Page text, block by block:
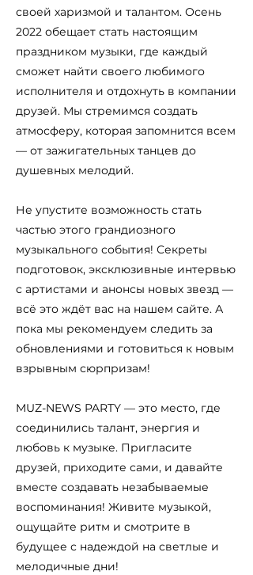
своей харизмой и талантом. Осень
2022 обещает стать настоящим
праздником музыки, где каждый
сможет найти своего любимого
исполнителя и отдохнуть в компании
друзей. Мы стремимся создать
атмосферу, которая запомнится всем
— от зажигательных танцев до
душевных мелодий.
Не упустите возможность стать
частью этого грандиозного
музыкального события! Секреты
подготовок, эксклюзивные интервью
с артистами и анонсы новых звезд —
всё это ждёт вас на нашем сайте. А
пока мы рекомендуем следить за
обновлениями и готовиться к новым
взрывным сюрпризам!
MUZ-NEWS PARTY — это место, где
соединились талант, энергия и
любовь к музыке. Пригласите
друзей, приходите сами, и давайте
вместе создавать незабываемые
воспоминания! Живите музыкой,
ощущайте ритм и смотрите в
будущее с надеждой на светлые и
мелодичные дни!